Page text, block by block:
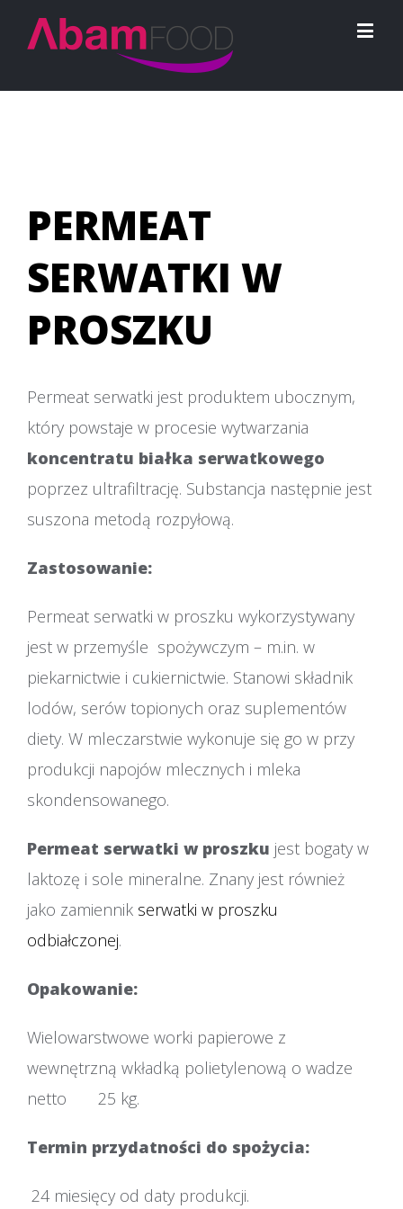
PERMEAT
SERWATKI W
PROSZKU
Permeat serwatki jest produktem ubocznym,
który powstaje w procesie wytwarzania
koncentratu białka serwatkowego
poprzez ultrafiltrację. Substancja następnie jest
suszona metodą rozpyłową.
Zastosowanie:
Permeat serwatki w proszku wykorzystywany
jest w przemyśle spożywczym – m.in. w
piekarnictwie i cukiernictwie. Stanowi składnik
lodów, serów topionych oraz suplementów
diety. W mleczarstwie wykonuje się go w przy
produkcji napojów mlecznych i mleka
skondensowanego.
Permeat serwatki w proszku jest bogaty w
laktozę i sole mineralne. Znany jest również
jako zamiennik serwatki w proszku
odbiałczonej.
Wielowarstwowe worki papierowe z
wewnętrzną wkładką polietylenową o wadze
netto 25 kg.
Termin przydatności do spożycia:
24 miesięcy od daty produkcji.